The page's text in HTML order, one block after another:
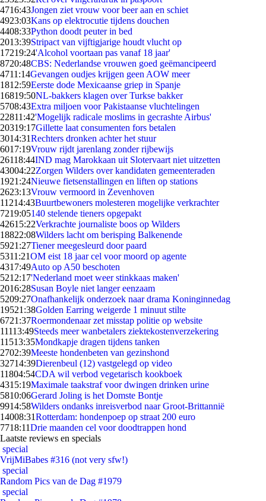
4716:43Jongen ziet vrouw voor beer aan en schiet
4923:03Kans op elektrocutie tijdens douchen
4408:33Python doodt peuter in bed
2013:39Stripact van vijftigjarige houdt vlucht op
17219:24'Alcohol voortaan pas vanaf 18 jaar'
8720:48CBS: Nederlandse vrouwen goed geëmancipeerd
4711:14Gevangen oudjes krijgen geen AOW meer
1812:59Eerste dode Mexicaanse griep in Spanje
16819:50NL-bakkers klagen over Turkse bakker
5708:43Extra miljoen voor Pakistaanse vluchtelingen
22811:42'Mogelijk radicale moslims in gecrashte Airbus'
20319:17Gillette laat consumenten fors betalen
3014:31Rechters dronken achter het stuur
6017:19Vrouw rijdt jarenlang zonder rijbewijs
26118:44IND mag Marokkaan uit Slotervaart niet uitzetten
43004:22Zorgen Wilders over kandidaten gemeenteraden
1921:24Nieuwe fietsenstallingen en liften op stations
2623:13Vrouw vermoord in Zevenhoven
11214:43Buurtbewoners molesteren mogelijke verkrachter
7219:05140 stelende tieners opgepakt
42615:22Verkrachte journaliste boos op Wilders
18822:08Wilders lacht om berisping Balkenende
5921:27Tiener meegesleurd door paard
5311:21OM eist 18 jaar cel voor moord op agente
4317:49Auto op A50 beschoten
5212:17'Nederland moet weer stinkkaas maken'
2016:28Susan Boyle niet langer eenzaam
5209:27Onafhankelijk onderzoek naar drama Koninginnedag
19521:38Golden Earring weigerde 1 minuut stilte
6721:37Roermondenaar zet misstap politie op website
11113:49Steeds meer wanbetalers ziektekostenverzekering
11513:35Mondkapje dragen tijdens tanken
2702:39Meeste hondenbeten van gezinshond
32714:39Dierenbeul (12) vastgelegd op video
11804:54CDA wil verbod vegetarisch kookboek
4315:19Maximale taakstraf voor dwingen drinken urine
5810:06Gerard Joling is het Domste Bontje
9914:58Wilders ondanks inreisverbod naar Groot-Brittannië
14008:31Rotterdam: hondenpoep op straat 200 euro
7718:11Drie maanden cel voor doodtrappen hond
Laatste reviews en specials
special
VrijMiBabes #316 (not very sfw!)
special
Random Pics van de Dag #1979
special